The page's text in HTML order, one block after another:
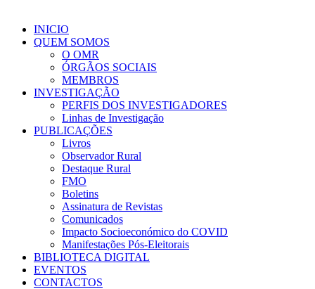
INICIO
QUEM SOMOS
O OMR
ÓRGÃOS SOCIAIS
MEMBROS
INVESTIGAÇÃO
PERFIS DOS INVESTIGADORES
Linhas de Investigação
PUBLICAÇÕES
Livros
Observador Rural
Destaque Rural
FMO
Boletins
Assinatura de Revistas
Comunicados
Impacto Socioeconómico do COVID
Manifestações Pós-Eleitorais
BIBLIOTECA DIGITAL
EVENTOS
CONTACTOS